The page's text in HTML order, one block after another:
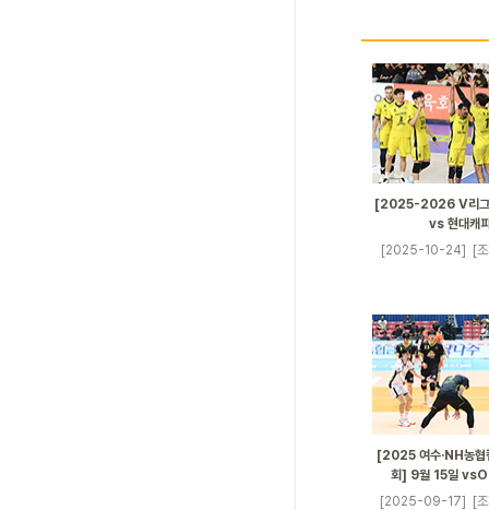
[2025-2026 V리
vs 현대캐
[2025-10-24]
[
[2025 여수·NH농협
회] 9월 15일
[2025-09-17]
[